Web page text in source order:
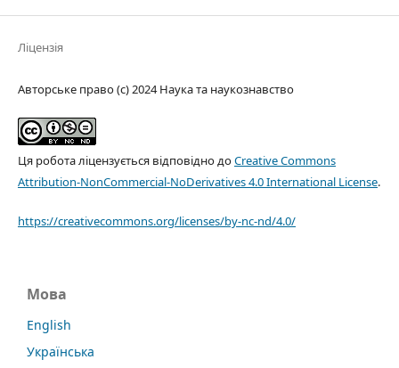
Ліцензія
Авторське право (c) 2024 Наука та наукознавство
Ця робота ліцензується відповідно доCreative Commons
Attribution-NonCommercial-NoDerivatives 4.0 International License.
https://creativecommons.org/licenses/by-nc-nd/4.0/
Мова
English
Українська